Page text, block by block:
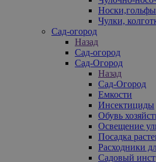
Носки,гольфы
Чулки,
Сад-огород
Назад
Сад-огород
Сад-Огород
Назад
Сад-Огород
Емкости
Инсектициды
Обувь
Освещение
Посадка
Расходники
Садовый